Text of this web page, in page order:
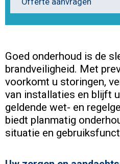
Offerte aanvragen
Goed onderhoud is de
brandveiligheid. Met
voorkomt u storingen,
van installaties en blijft
geldende wet- en
biedt planmatig
situatie en